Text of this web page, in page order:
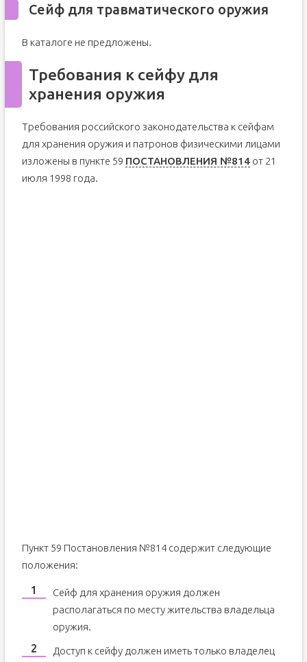
Сейф для травматического оружия
В каталоге не предложены.
Требования к сейфу для
хранения оружия
Требования российского законодательства к сейфам
для хранения оружия и патронов физическими лицами
изложены в пункте 59 ПОСТАНОВЛЕНИЯ №814от 21
июля 1998 года.
Пункт 59 Постановления №814 содержит следующие
положения:
Сейф для хранения оружия должен
располагаться по месту жительства владельца
оружия.
Доступ к сейфу должен иметь только владелец